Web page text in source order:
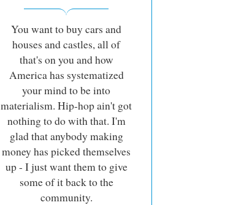
You want to buy cars and
houses and castles, all of
that's on you and how
America has systematized
your mind to be into
materialism. Hip-hop ain't got
nothing to do with that. I'm
glad that anybody making
money has picked themselves
up - I just want them to give
some of it back to the
community.